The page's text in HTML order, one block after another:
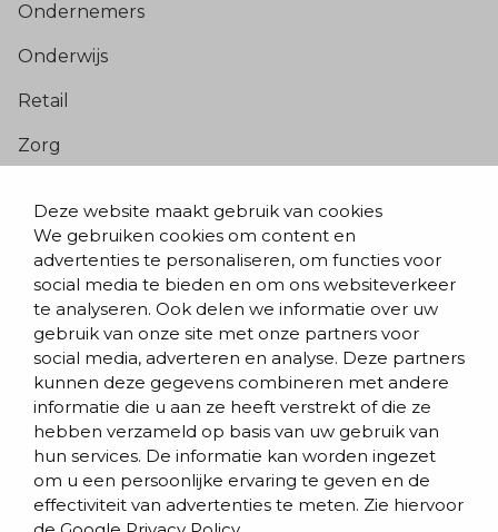
Deze website maakt gebruik van cookies
We gebruiken cookies om content en
advertenties te personaliseren, om functies voor
social media te bieden en om ons websiteverkeer
te analyseren. Ook delen we informatie over uw
gebruik van onze site met onze partners voor
social media, adverteren en analyse. Deze partners
kunnen deze gegevens combineren met andere
informatie die u aan ze heeft verstrekt of die ze
hebben verzameld op basis van uw gebruik van
hun services. De informatie kan worden ingezet
om u een persoonlijke ervaring te geven en de
effectiviteit van advertenties te meten. Zie hiervoor
Ondernemers
Onderwijs
Retail
Zorg
Blogs & nieuws
Contact
Evenementen
Team
Werken bij BVD